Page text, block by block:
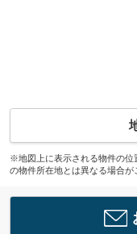
※地図上に表示される物件の位
の物件所在地とは異なる場合が